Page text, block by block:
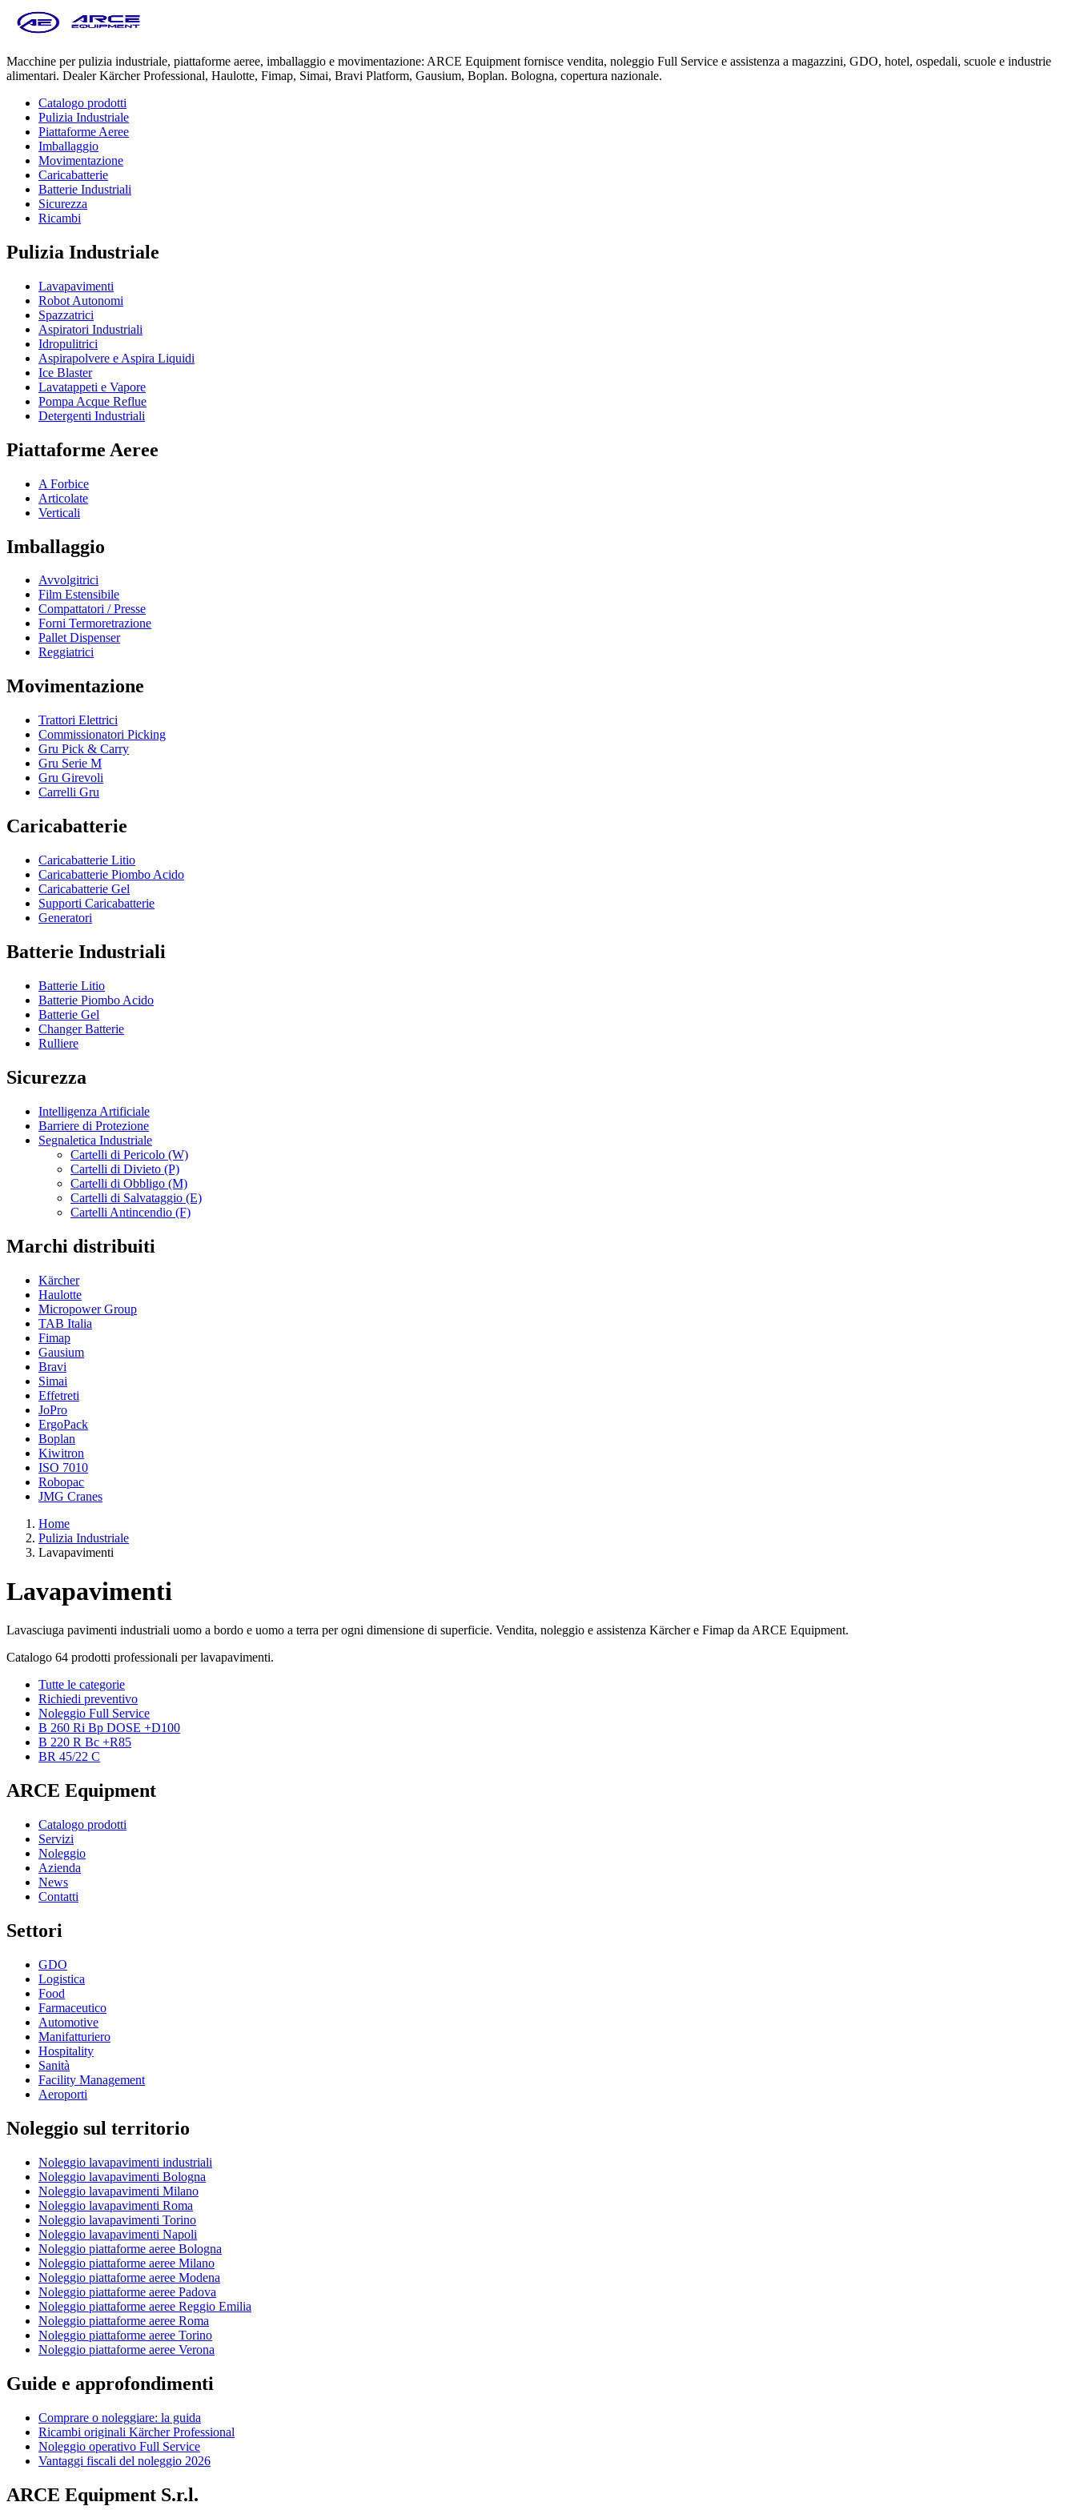
Macchine per pulizia industriale, piattaforme aeree, imballaggio e movimentazione: ARCE Equipment fornisce vendita, noleggio Full Service e assistenza a magazzini, GDO, hotel, ospedali, scuole e industrie
alimentari. Dealer Kärcher Professional, Haulotte, Fimap, Simai, Bravi Platform, Gausium, Boplan. Bologna, copertura nazionale.
Catalogo prodotti
Pulizia Industriale
Piattaforme Aeree
Imballaggio
Movimentazione
Caricabatterie
Batterie Industriali
Sicurezza
Ricambi
Pulizia Industriale
Lavapavimenti
Robot Autonomi
Spazzatrici
Aspiratori Industriali
Idropulitrici
Aspirapolvere e Aspira Liquidi
Ice Blaster
Lavatappeti e Vapore
Pompa Acque Reflue
Detergenti Industriali
Piattaforme Aeree
A Forbice
Articolate
Verticali
Imballaggio
Avvolgitrici
Film Estensibile
Compattatori / Presse
Forni Termoretrazione
Pallet Dispenser
Reggiatrici
Movimentazione
Trattori Elettrici
Commissionatori Picking
Gru Pick & Carry
Gru Serie M
Gru Girevoli
Carrelli Gru
Caricabatterie
Caricabatterie Litio
Caricabatterie Piombo Acido
Caricabatterie Gel
Supporti Caricabatterie
Generatori
Batterie Industriali
Batterie Litio
Batterie Piombo Acido
Batterie Gel
Changer Batterie
Rulliere
Sicurezza
Intelligenza Artificiale
Barriere di Protezione
Segnaletica Industriale
Cartelli di Pericolo (W)
Cartelli di Divieto (P)
Cartelli di Obbligo (M)
Cartelli di Salvataggio (E)
Cartelli Antincendio (F)
Marchi distribuiti
Kärcher
Haulotte
Micropower Group
TAB Italia
Fimap
Gausium
Bravi
Simai
Effetreti
JoPro
ErgoPack
Boplan
Kiwitron
ISO 7010
Robopac
JMG Cranes
Home
Pulizia Industriale
Lavapavimenti
Lavapavimenti
Lavasciuga pavimenti industriali uomo a bordo e uomo a terra per ogni dimensione di superficie. Vendita, noleggio e assistenza Kärcher e Fimap da ARCE Equipment.
Catalogo 64 prodotti professionali per lavapavimenti.
Tutte le categorie
Richiedi preventivo
Noleggio Full Service
B 260 Ri Bp DOSE +D100
B 220 R Bc +R85
BR 45/22 C
ARCE Equipment
Catalogo prodotti
Servizi
Noleggio
Azienda
News
Contatti
Settori
GDO
Logistica
Food
Farmaceutico
Automotive
Manifatturiero
Hospitality
Sanità
Facility Management
Aeroporti
Noleggio sul territorio
Noleggio lavapavimenti industriali
Noleggio lavapavimenti Bologna
Noleggio lavapavimenti Milano
Noleggio lavapavimenti Roma
Noleggio lavapavimenti Torino
Noleggio lavapavimenti Napoli
Noleggio piattaforme aeree Bologna
Noleggio piattaforme aeree Milano
Noleggio piattaforme aeree Modena
Noleggio piattaforme aeree Padova
Noleggio piattaforme aeree Reggio Emilia
Noleggio piattaforme aeree Roma
Noleggio piattaforme aeree Torino
Noleggio piattaforme aeree Verona
Guide e approfondimenti
Comprare o noleggiare: la guida
Ricambi originali Kärcher Professional
Noleggio operativo Full Service
Vantaggi fiscali del noleggio 2026
ARCE Equipment S.r.l.